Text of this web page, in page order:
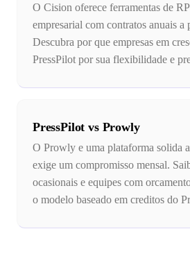
O Cision oferece ferramentas de
empresarial com contratos anuais a
Descubra por que empresas em
PressPilot por sua flexibilidade e
PressPilot vs Prowly
O Prowly e uma plataforma solida
exige um compromisso mensal.
ocasionais e equipes com
o modelo baseado em creditos do